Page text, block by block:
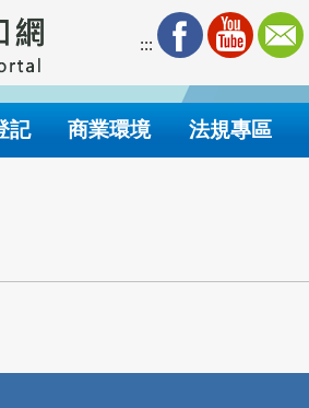
:::
記 商業環境 法規專區